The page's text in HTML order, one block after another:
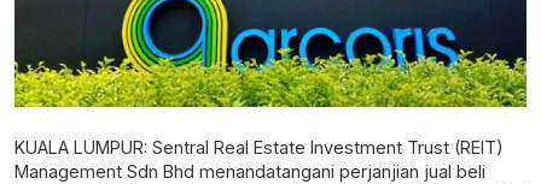
KUALA LUMPUR: Sentral Real Estate Investment Trust (REIT)
Management Sdn Bhd menandatangani perjanjian jual beli